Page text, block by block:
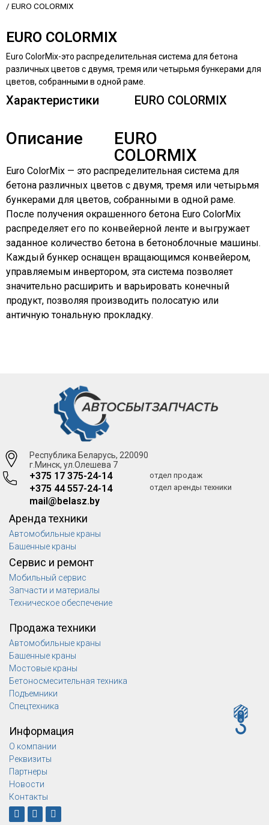
/ EURO COLORMIX
EURO COLORMIX
Euro ColorMix-это распределительная система для бетона
различных цветов с двумя, тремя или четырьмя бункерами для
цветов, собранными в одной раме.
Характеристики EURO COLORMIX
Описание
EURO
COLORMIX
Euro ColorMix — это распределительная система для
бетона различных цветов с двумя, тремя или четырьмя
бункерами для цветов, собранными в одной раме.
После получения окрашенного бетона Euro ColorMix
распределяет его по конвейерной ленте и выгружает
заданное количество бетона в бетоноблочные машины.
Каждый бункер оснащен вращающимся конвейером,
управляемым инвертором, эта система позволяет
значительно расширить и варьировать конечный
продукт, позволяя производить полосатую или
античную тональную прокладку.
Республика Беларусь, 220090
г.Минск, ул.Олешева 7
+375 17 375-24-14
+375 44 557-24-14
mail@belasz.by
отдел продаж
отдел аренды техники
Аренда техники
Автомобильные краны
Башенные краны
Сервис и ремонт
Мобильный сервис
Запчасти и материалы
Техническое обеспечение
Продажа техники
Автомобильные краны
Башенные краны
Мостовые краны
Бетоносмесительная техника
Подъемники
Спецтехника
Информация
О компании
Реквизиты
Партнеры
Новости
Контакты